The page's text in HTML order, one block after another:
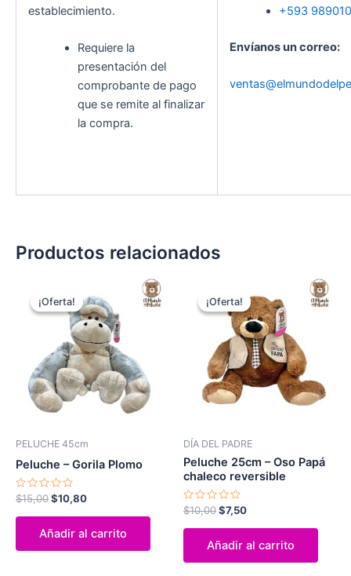
establecimiento.
Requiere la
presentación del
comprobante de pago
que se remite al finalizar
la compra.
+593
Envíanos un correo:
Productos relacionados
¡Oferta!
¡Oferta!
PELUCHE 45cm
Peluche – Gorila Plomo
Valorado
con
0
$15,00
precio
original
$15,00.
$10,80
precio
actual
es:
$10,80.
Añadir al carrito
¡Oferta!
¡Oferta!
DÍA DEL PADRE
Peluche 25cm – Oso Papá
chaleco reversible
Valorado
con
0
$10,00
precio
original
era:
$10,00.
$7,50
precio
actual
es:
$7,50.
Añadir al carrito